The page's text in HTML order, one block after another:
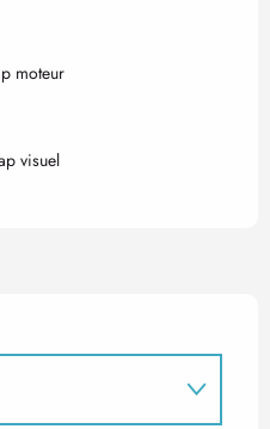
moteur
visuel